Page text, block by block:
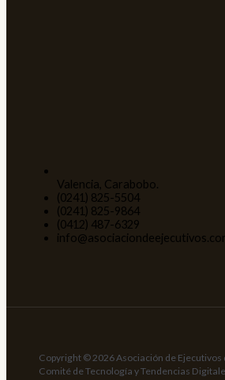
Valencia, Carabobo.
(0241) 825-5504
(0241) 825-9864
(0412) 487-6329
Copyright © 2026 Asociación de Ejecutivos
Comité de Tecnología y Tendencias